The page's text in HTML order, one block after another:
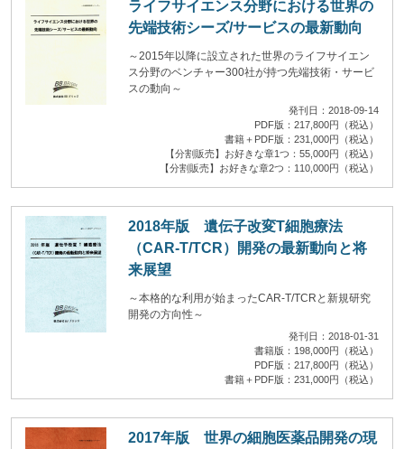
ライフサイエンス分野における世界の
先端技術シーズ/サービスの最新動向
～2015年以降に設立された世界のライフサイエン
ス分野のベンチャー300社が持つ先端技術・サービ
スの動向～
発刊日：2018-09-14
PDF版：217,800円（税込）
書籍＋PDF版：231,000円（税込）
【分割販売】お好きな章1つ：55,000円（税込）
【分割販売】お好きな章2つ：110,000円（税込）
2018年版 遺伝子改変T細胞療法
（CAR-T/TCR）開発の最新動向と将
来展望
～本格的な利用が始まったCAR-T/TCRと新規研究
開発の方向性～
発刊日：2018-01-31
書籍版：198,000円（税込）
PDF版：217,800円（税込）
書籍＋PDF版：231,000円（税込）
2017年版 世界の細胞医薬品開発の現